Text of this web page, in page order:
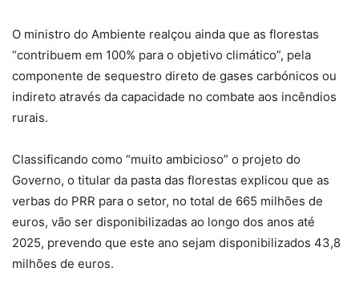
O ministro do Ambiente realçou ainda que as florestas
“contribuem em 100% para o objetivo climático”, pela
componente de sequestro direto de gases carbónicos ou
indireto através da capacidade no combate aos incêndios
rurais.
Classificando como “muito ambicioso” o projeto do
Governo, o titular da pasta das florestas explicou que as
verbas do PRR para o setor, no total de 665 milhões de
euros, vão ser disponibilizadas ao longo dos anos até
2025, prevendo que este ano sejam disponibilizados 43,8
milhões de euros.